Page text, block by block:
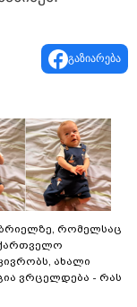
გაზიარება
რომელსაც
ახალი
ვრცელდება - რას
დედა?